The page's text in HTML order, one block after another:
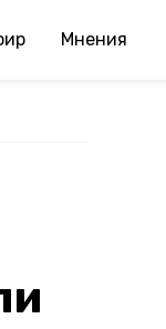
Мнения